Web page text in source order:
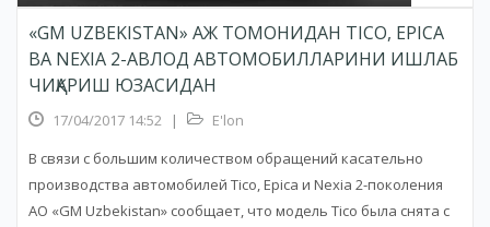
«GM UZBEKISTAN» АЖ ТОМОНИДАН TICO, EPICA
ВА NEXIA 2-АВЛОД АВТОМОБИЛЛАРИНИ ИШЛАБ
ЧИҚАРИШ ЮЗАСИДАН
17/04/2017 14:52 |
E'lon
В связи с большим количеством обращений касательно
производства автомобилей Tico, Epica и Nexia 2-поколения
АО «GM Uzbekistan» сообщает, что модель Tico была снята с